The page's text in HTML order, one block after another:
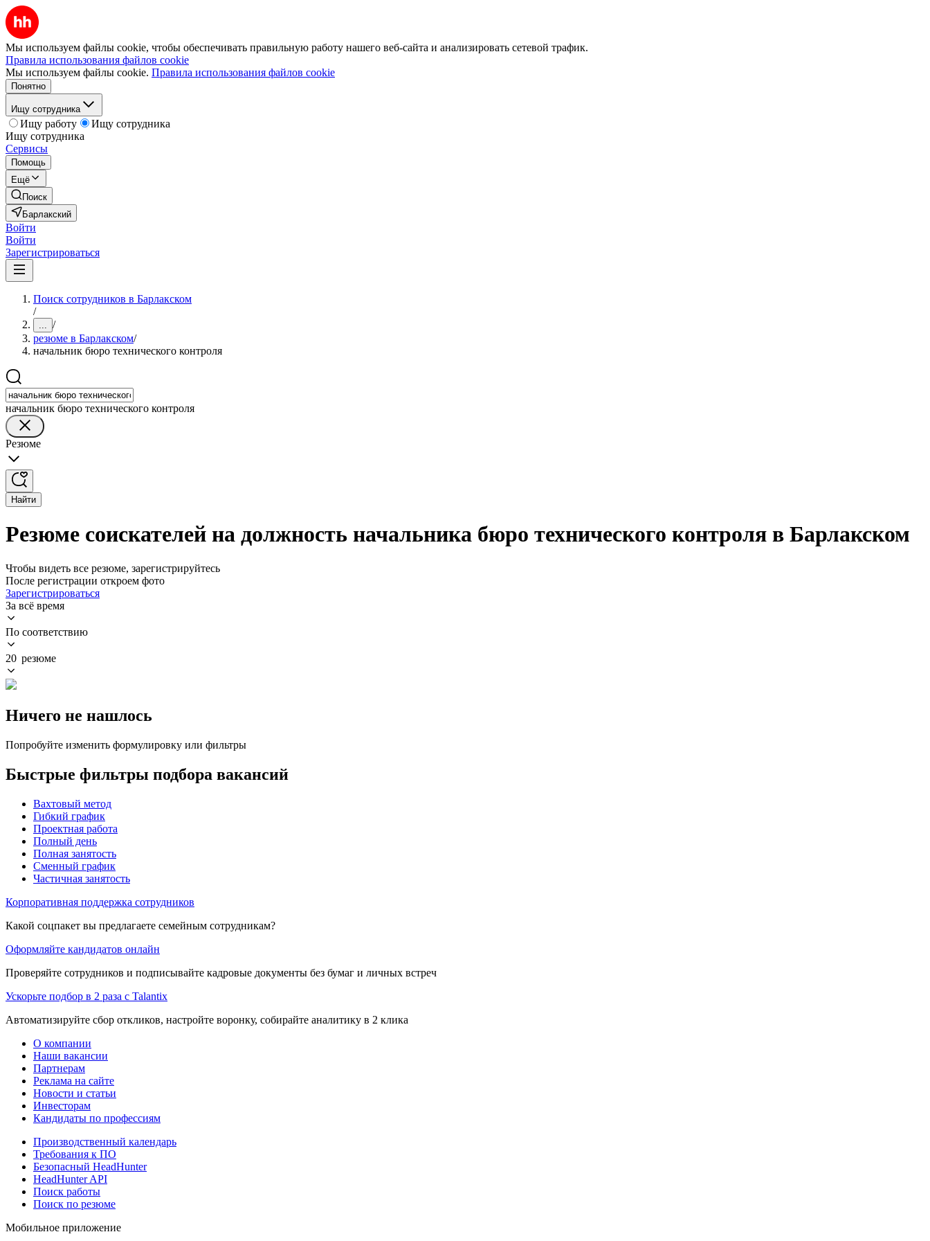
Мы используем файлы cookie, чтобы обеспечивать правильную работу нашего веб-сайта и анализировать сетевой трафик.
Правила использования файлов cookie
Мы используем файлы cookie. Правила использования файлов cookie
Понятно
Ищу сотрудника
Ищу работу
Ищу сотрудника
Ищу сотрудника
Сервисы
Помощь
Ещё
Поиск
Барлакский
Войти
Войти
Зарегистрироваться
Поиск сотрудников в Барлакском
/
... /
резюме в Барлакском/
начальник бюро технического контроля
начальник бюро технического контроля
Резюме
Найти
Резюме соискателей на должность начальника бюро технического контроля в Барлакском
Чтобы видеть все резюме, зарегистрируйтесь
После регистрации откроем фото
Зарегистрироваться
За всё время
По соответствию
20 резюме
Ничего не нашлось
Попробуйте изменить формулировку или фильтры
Быстрые фильтры подбора вакансий
Вахтовый метод
Гибкий график
Проектная работа
Полный день
Полная занятость
Сменный график
Частичная занятость
Корпоративная поддержка сотрудников
Какой соцпакет вы предлагаете семейным сотрудникам?
Оформляйте кандидатов онлайн
Проверяйте сотрудников и подписывайте кадровые документы без бумаг и личных встреч
Ускорьте подбор в 2 раза с Talantix
Автоматизируйте сбор откликов, настройте воронку, собирайте аналитику в 2 клика
О компании
Наши вакансии
Партнерам
Реклама на сайте
Новости и статьи
Инвесторам
Кандидаты по профессиям
Производственный календарь
Требования к ПО
Безопасный HeadHunter
HeadHunter API
Поиск работы
Поиск по резюме
Мобильное приложение